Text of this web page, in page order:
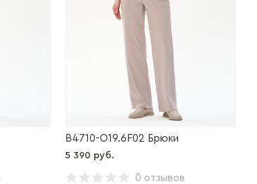
B4710-O19.6F02 Брюки
5 390 руб.
0 отзывов